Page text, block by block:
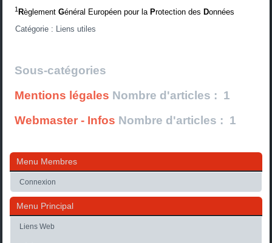
1RèglementGénéral Européen pour la Protection des Données
Catégorie : Liens utiles
Sous-catégories
Mentions légales Nombre d'articles : 1
Webmaster - Infos Nombre d'articles : 1
Menu Membres
Connexion
Menu Principal
Liens Web